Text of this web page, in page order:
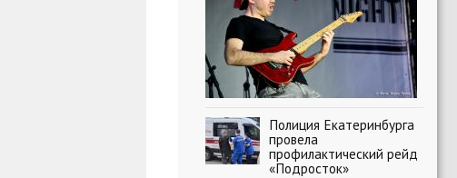
Полиция Екатеринбурга
провела
профилактический рейд
«Подросток»